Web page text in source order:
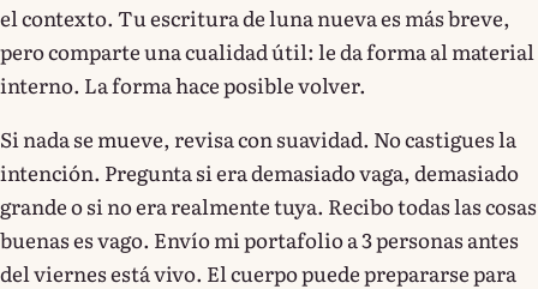
el contexto. Tu escritura de luna nueva es más breve,
pero comparte una cualidad útil: le da forma al material
interno. La forma hace posible volver.
Si nada se mueve, revisa con suavidad. No castigues la
intención. Pregunta si era demasiado vaga, demasiado
grande o si no era realmente tuya. Recibo todas las cosas
buenas es vago. Envío mi portafolio a 3 personas antes
del viernes está vivo. El cuerpo puede prepararse para